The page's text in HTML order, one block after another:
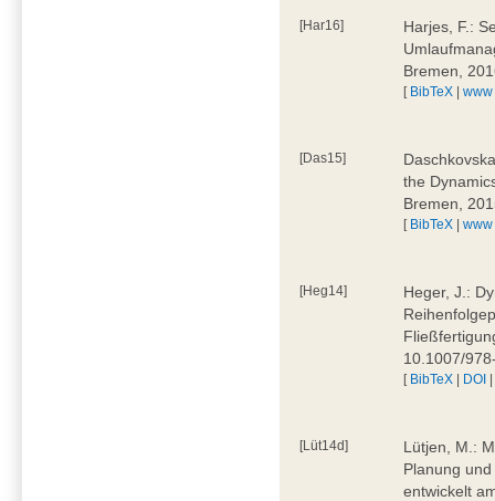
[Har16]
Harjes, F.:
Bremen,
[ BibTeX |www
[Das15]
the
Bremen,
[ BibTeX |www
[Heg14]
Heger, J.:
10.1007/
[ BibTeX | DOI
[Lüt14d]
Lütjen, M.:
Planung
entwickelt